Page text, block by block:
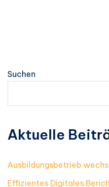
Suchen
Aktuelle
Ausbildungsbetrieb
Effizientes Digitales